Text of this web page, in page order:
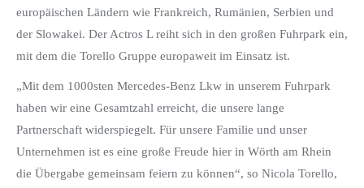
europäischen Ländern wie Frankreich, Rumänien, Serbien und
der Slowakei. Der Actros L reiht sich in den großen Fuhrpark ein,
mit dem die Torello Gruppe europaweit im Einsatz ist.
„Mit dem 1000sten Mercedes-Benz Lkw in unserem Fuhrpark
haben wir eine Gesamtzahl erreicht, die unsere lange
Partnerschaft widerspiegelt. Für unsere Familie und unser
Unternehmen ist es eine große Freude hier in Wörth am Rhein
die Übergabe gemeinsam feiern zu können“, so Nicola Torello,